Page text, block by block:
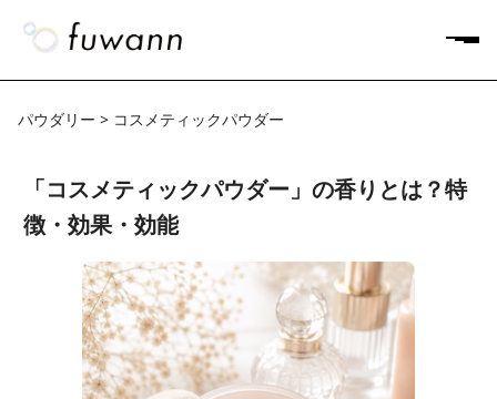
パウダリー > コスメティックパウダー
「コスメティックパウダー」の香りとは？特
徴・効果・効能